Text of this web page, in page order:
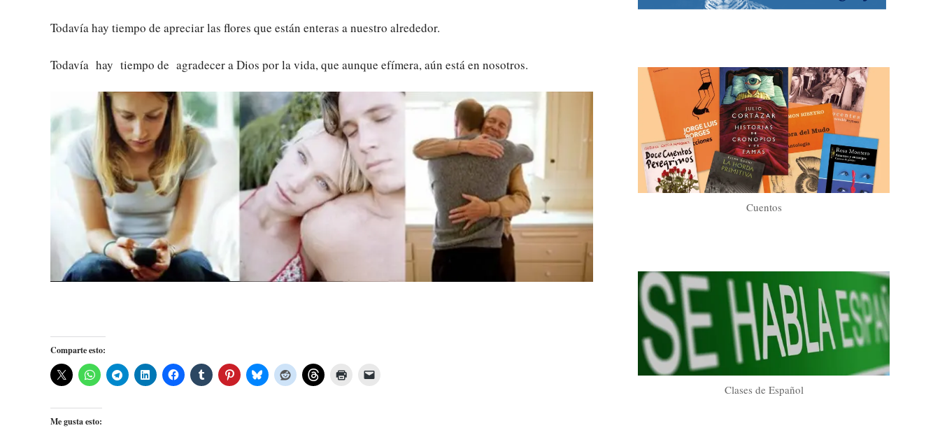
Todavía hay tiempo de apreciar las flores que están enteras a nuestro alrededor.
Todavía hay tiempo de agradecer a Dios por la vida, que aunque efímera, aún está en nosotros.
Comparte esto:
Me gusta esto:
Cuentos
Clases de Español